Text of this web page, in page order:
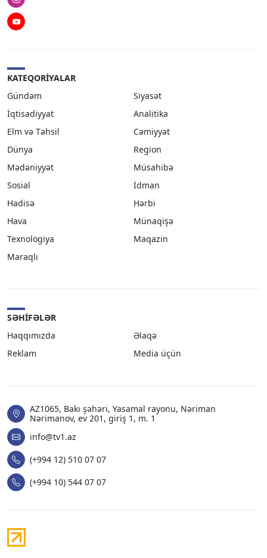
Youtube
KATEQORIYALAR
Gündəm
Siyasət
İqtisadiyyat
Analitika
Elm və Təhsil
Cəmiyyət
Dünya
Region
Mədəniyyət
Müsahibə
Sosial
İdman
Hadisə
Hərbi
Hava
Münaqişə
Texnologiya
Maqazin
Maraqlı
SƏHIFƏLƏR
Haqqımızda
Əlaqə
Reklam
Media üçün
AZ1065, Bakı şəhəri, Yasamal rayonu, Nəriman
Nərimanov, ev 201, giriş 1, m. 1
info@tv1.az
(+994 12) 510 07 07
(+994 10) 544 07 07